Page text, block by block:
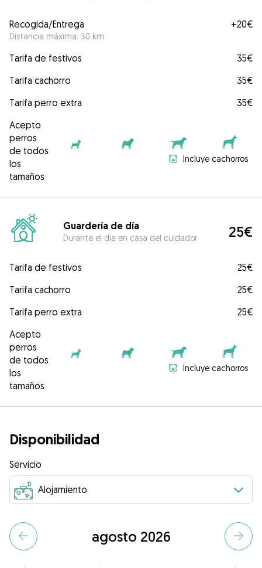
Recogida/Entrega
Distancia máxima: 30 km
+20€
Tarifa de festivos
35€
Tarifa cachorro
35€
Tarifa perro extra
35€
Acepto
perros
de todos
los
tamaños
Incluye cachorros
Guardería de día
Durante el día en casa del cuidador 25€
Tarifa de festivos
25€
Tarifa cachorro
25€
Tarifa perro extra
25€
Acepto
perros
de todos
los
tamaños
Incluye cachorros
Disponibilidad
Servicio
agosto 2026